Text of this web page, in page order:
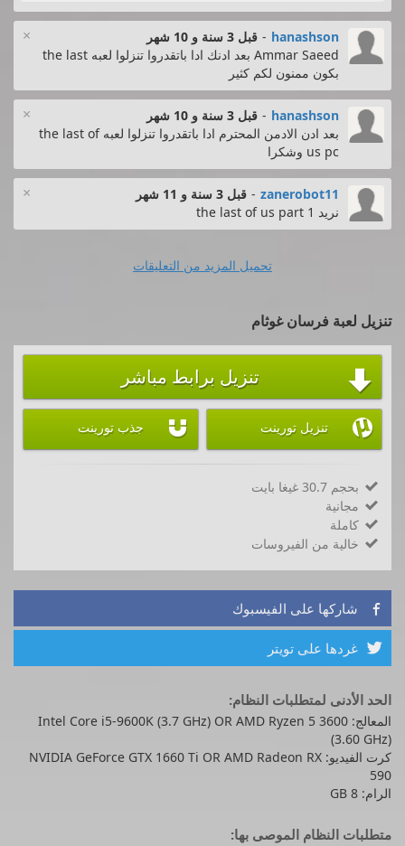
× hanashson
- قبل 3 سنة و 10 شهر
Ammar Saeed بعد ادنك ادا باتقدروا تنزلوا لعبه the last
بكون ممنون لكم كثير
× hanashson
- قبل 3 سنة و 10 شهر
بعد ادن الادمن المحترم ادا باتقدروا تنزلوا لعبه the last of
us pc وشكرا
× zanerobot11
- قبل 3 سنة و 11 شهر
نريد the last of us part 1
تحميل المزيد من التعليقات
تنزيل لعبة فرسان غوثام
 تنزيل برابط مباشر
 تنزيل تورينت  جذب تورينت
 بحجم 30.7 غيغا بايت
 مجانية
 كاملة
 خالية من الفيروسات
 شاركها على الفيسبوك
 غردها على تويتر
الحد الأدنى لمتطلبات النظام:
المعالج: Intel Core i5-9600K (3.7 GHz) OR AMD Ryzen 5 3600
(3.60 GHz)
كرت الفيديو: NVIDIA GeForce GTX 1660 Ti OR AMD Radeon RX
590
الرام: 8 GB
متطلبات النظام الموصى بها: